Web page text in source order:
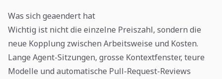
Was sich geaendert hat
Wichtig ist nicht die einzelne Preiszahl, sondern die
neue Kopplung zwischen Arbeitsweise und Kosten.
Lange Agent-Sitzungen, grosse Kontextfenster, teure
Modelle und automatische Pull-Request-Reviews